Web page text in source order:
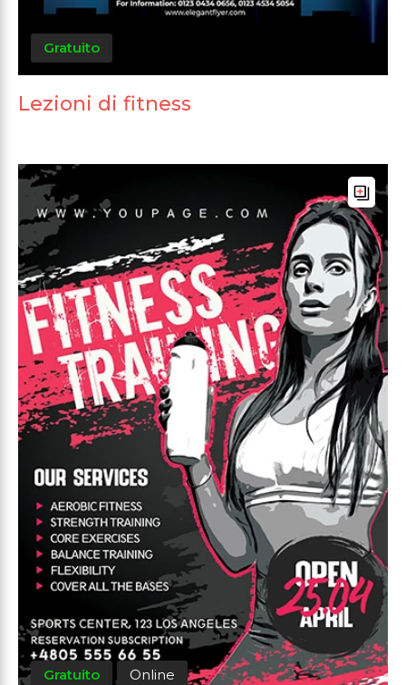
Gratuito
Lezioni di fitness
Gratuito Online